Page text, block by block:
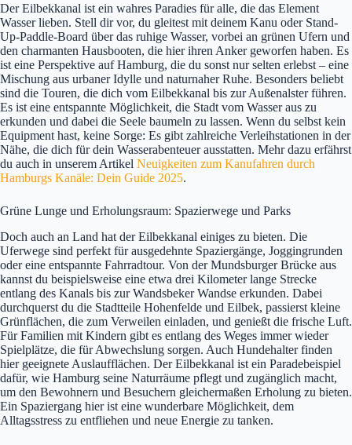
Der Eilbekkanal ist ein wahres Paradies für alle, die das Element
Wasser lieben. Stell dir vor, du gleitest mit deinem Kanu oder Stand-
Up-Paddle-Board über das ruhige Wasser, vorbei an grünen Ufern und
den charmanten Hausbooten, die hier ihren Anker geworfen haben. Es
ist eine Perspektive auf Hamburg, die du sonst nur selten erlebst – eine
Mischung aus urbaner Idylle und naturnaher Ruhe. Besonders beliebt
sind die Touren, die dich vom Eilbekkanal bis zur Außenalster führen.
Es ist eine entspannte Möglichkeit, die Stadt vom Wasser aus zu
erkunden und dabei die Seele baumeln zu lassen. Wenn du selbst kein
Equipment hast, keine Sorge: Es gibt zahlreiche Verleihstationen in der
Nähe, die dich für dein Wasserabenteuer ausstatten. Mehr dazu erfährst
du auch in unserem Artikel Neuigkeiten zum Kanufahren durch
Hamburgs Kanäle: Dein Guide 2025.
Grüne Lunge und Erholungsraum: Spazierwege und Parks
Doch auch an Land hat der Eilbekkanal einiges zu bieten. Die
Uferwege sind perfekt für ausgedehnte Spaziergänge, Joggingrunden
oder eine entspannte Fahrradtour. Von der Mundsburger Brücke aus
kannst du beispielsweise eine etwa drei Kilometer lange Strecke
entlang des Kanals bis zur Wandsbeker Wandse erkunden. Dabei
durchquerst du die Stadtteile Hohenfelde und Eilbek, passierst kleine
Grünflächen, die zum Verweilen einladen, und genießt die frische Luft.
Für Familien mit Kindern gibt es entlang des Weges immer wieder
Spielplätze, die für Abwechslung sorgen. Auch Hundehalter finden
hier geeignete Auslaufflächen. Der Eilbekkanal ist ein Paradebeispiel
dafür, wie Hamburg seine Naturräume pflegt und zugänglich macht,
um den Bewohnern und Besuchern gleichermaßen Erholung zu bieten.
Ein Spaziergang hier ist eine wunderbare Möglichkeit, dem
Alltagsstress zu entfliehen und neue Energie zu tanken.